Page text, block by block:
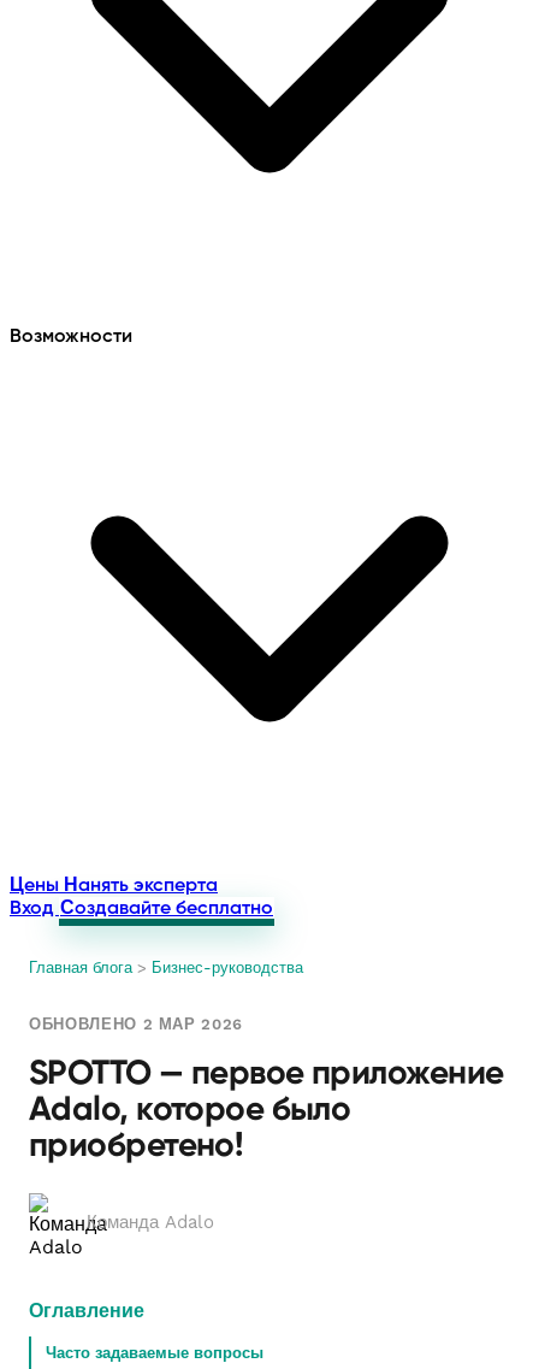
Возможности
Цены Нанять эксперта
Вход Создавайте бесплатно
Главная блога> Бизнес-руководства
ОБНОВЛЕНО 2 МАР 2026
SPOTTO — первое приложение
Adalo, которое было
приобретено!
Команда Adalo
Оглавление
Часто задаваемые вопросы